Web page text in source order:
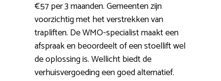
€57 per 3 maanden. Gemeenten zijn
voorzichtig met het verstrekken van
trapliften. De WMO-specialist maakt een
afspraak en beoordeelt of een stoellift wel
de oplossing is. Wellicht biedt de
verhuisvergoeding een goed alternatief.